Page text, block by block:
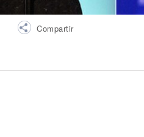
Compartir